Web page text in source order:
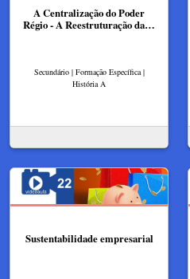
A Centralização do Poder
Régio - A Reestruturação da…
Secundário | Formação Específica |
História A
Sustentabilidade empresarial